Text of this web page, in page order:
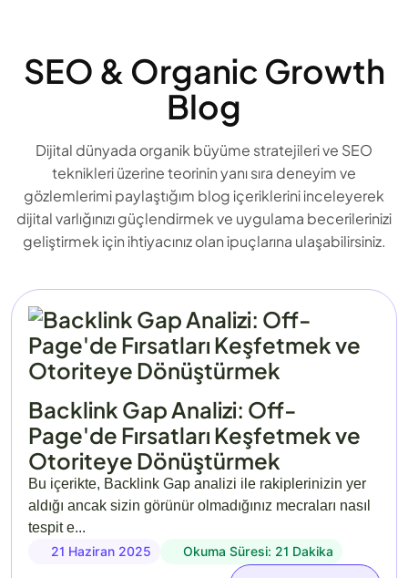
SEO & Organic Growth
Blog
Dijital dünyada organik büyüme stratejileri ve SEO
teknikleri üzerine teorinin yanı sıra deneyim ve
gözlemlerimi paylaştığım blog içeriklerini inceleyerek
dijital varlığınızı güçlendirmek ve uygulama becerilerinizi
geliştirmek için ihtiyacınız olan ipuçlarına ulaşabilirsiniz.
Backlink Gap Analizi: Off-
Page'de Fırsatları Keşfetmek ve
Otoriteye Dönüştürmek
Bu içerikte, Backlink Gap analizi ile rakiplerinizin yer
aldığı ancak sizin görünür olmadığınız mecraları nasıl
tespit e...
21 Haziran 2025 Okuma Süresi: 21 Dakika